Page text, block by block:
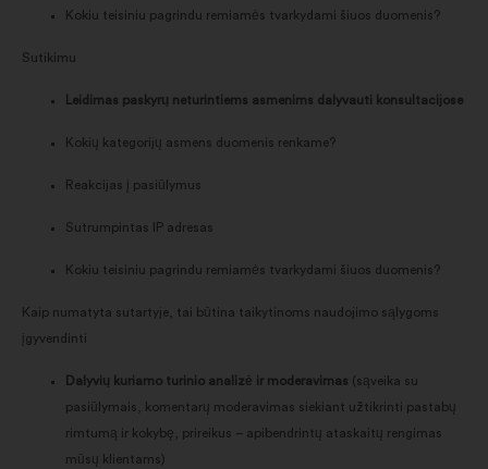
Kokiu teisiniu pagrindu remiamės tvarkydami šiuos duomenis?
Sutikimu
Leidimas paskyrų neturintiems asmenims dalyvauti konsultacijose
Kokių kategorijų asmens duomenis renkame?
Reakcijas į pasiūlymus
Sutrumpintas IP adresas
Kokiu teisiniu pagrindu remiamės tvarkydami šiuos duomenis?
Kaip numatyta sutartyje, tai būtina taikytinoms naudojimo sąlygoms
įgyvendinti
Dalyvių kuriamo turinio analizė ir moderavimas (sąveika su
pasiūlymais, komentarų moderavimas siekiant užtikrinti pastabų
rimtumą ir kokybę, prireikus – apibendrintų ataskaitų rengimas
mūsų klientams)